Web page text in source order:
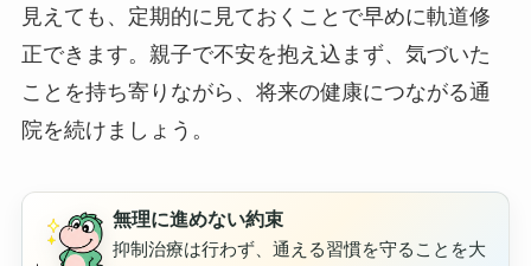
見えても、定期的に見ておくことで早めに軌道修
正できます。親子で不安を抱え込まず、気づいた
ことを持ち寄りながら、将来の健康につながる通
院を続けましょう。
無理に進めない約束
抑制治療は行わず、通える習慣を守ることを大